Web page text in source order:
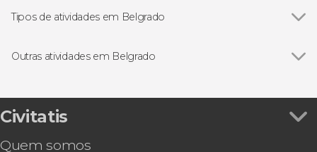
Tipos de atividades em Belgrado
Visitas guiadas e free tours
Outras atividades em Belgrado
Civitatis
Quem somos